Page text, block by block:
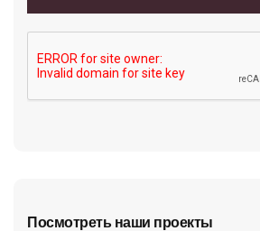
Посмотреть наши проекты